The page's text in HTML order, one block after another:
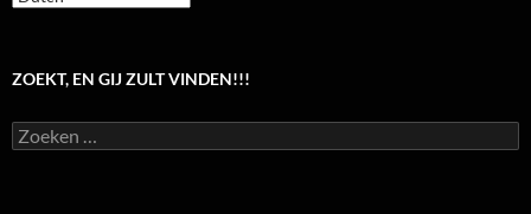
ZOEKT, EN GIJ ZULT VINDEN!!!
Zoeken
naar: